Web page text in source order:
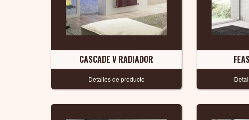
CASCADE V RADIADOR
Detalles de producto